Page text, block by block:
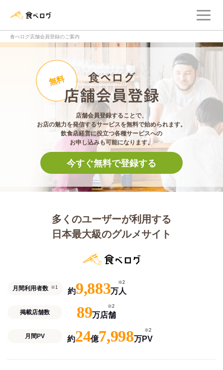
食べログ店舗会員登録のご案内
食べログ店舗会員
無料
店舗会員登録することで、
お店の魅力を発信するサービスを無料で始められます。
飲食店経営に役立つ各種サービスへの
お申し込みも可能になります。
今すぐ無料で登録する
多くのユーザーが利用する
日本最大級のグルメサイト
月間利用者数 ※1 約9,883万人
※2
掲載店舗数 89万店舗
※2
月間PV 約24億7,998万PV
※2